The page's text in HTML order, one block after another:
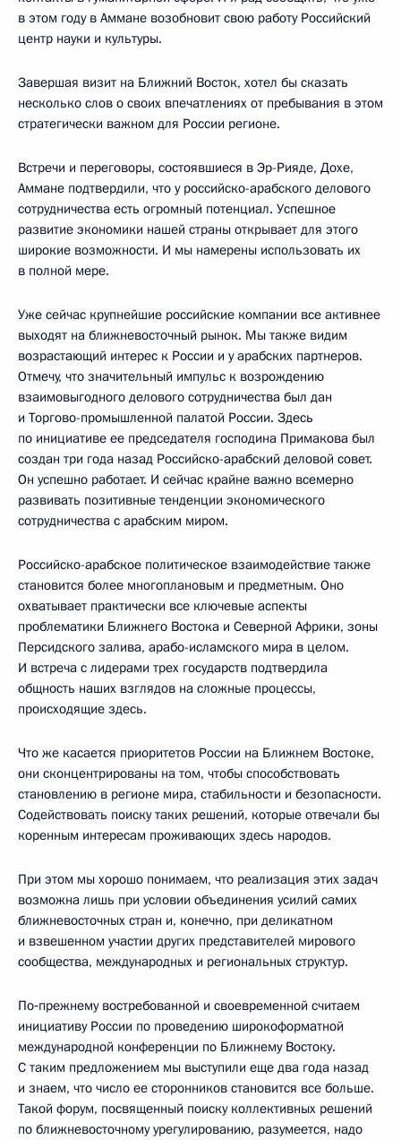
в этом году в Аммане возобновит свою работу Российский
центр науки и культуры.
Завершая визит на Ближний Восток, хотел бы сказать
несколько слов о своих впечатлениях от пребывания в этом
стратегически важном для России регионе.
Встречи и переговоры, состоявшиеся в Эр-Рияде, Дохе,
Аммане подтвердили, что у российско-арабского делового
сотрудничества есть огромный потенциал. Успешное
развитие экономики нашей страны открывает для этого
широкие возможности. И мы намерены использовать их
в полной мере.
Уже сейчас крупнейшие российские компании все активнее
выходят на ближневосточный рынок. Мы также видим
возрастающий интерес к России и у арабских партнеров.
Отмечу, что значительный импульс к возрождению
взаимовыгодного делового сотрудничества был дан
и Торгово-промышленной палатой России. Здесь
по инициативе ее председателя господина Примакова был
создан три года назад Российско-арабский деловой совет.
Он успешно работает. И сейчас крайне важно всемерно
развивать позитивные тенденции экономического
сотрудничества с арабским миром.
Российско-арабское политическое взаимодействие также
становится более многоплановым и предметным. Оно
охватывает практически все ключевые аспекты
проблематики Ближнего Востока и Северной Африки, зоны
Персидского залива, арабо-исламского мира в целом.
И встреча с лидерами трех государств подтвердила
общность наших взглядов на сложные процессы,
происходящие здесь.
Что же касается приоритетов России на Ближнем Востоке,
они сконцентрированы на том, чтобы способствовать
становлению в регионе мира, стабильности и безопасности.
Содействовать поиску таких решений, которые отвечали бы
коренным интересам проживающих здесь народов.
При этом мы хорошо понимаем, что реализация этих задач
возможна лишь при условии объединения усилий самих
ближневосточных стран и, конечно, при деликатном
и взвешенном участии других представителей мирового
сообщества, международных и региональных структур.
По‑прежнему востребованной и своевременной считаем
инициативу России по проведению широкоформатной
международной конференции по Ближнему Востоку.
С таким предложением мы выступили еще два года назад
и знаем, что число ее сторонников становится все больше.
Такой форум, посвященный поиску коллективных решений
по ближневосточному урегулированию, разумеется, надо